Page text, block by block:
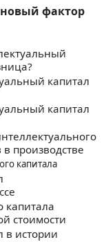
фактор
капитал
капитал
производстве
капитала
капитала
стоимости
в истории